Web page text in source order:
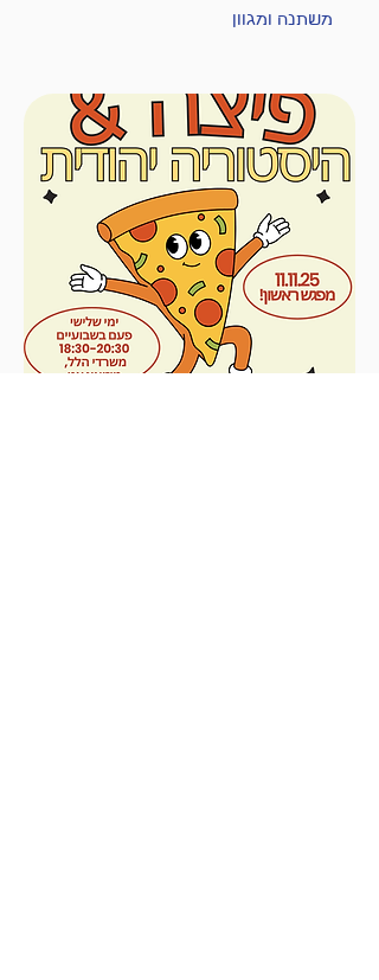
משתנה ומגוון